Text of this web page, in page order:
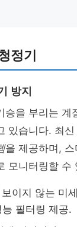
정기
방지
승을 부리는 계
있습니다. 최
을 제공하며,
모니터링할 수
이지 않는 미
필터링 제공.